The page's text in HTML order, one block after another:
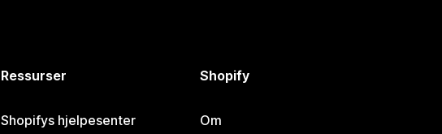
Ressurser
Shopifys hjelpesenter
Shopify
Om